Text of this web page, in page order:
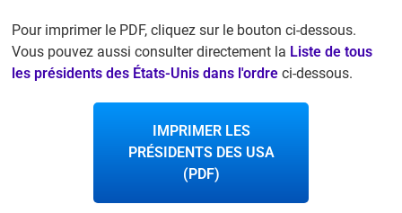
Pour imprimer le PDF, cliquez sur le bouton ci-dessous.
Vous pouvez aussi consulter directement la Liste de tous
les présidents des États-Unis dans l'ordre ci-dessous.
IMPRIMER LES
PRÉSIDENTS DES USA
(PDF)